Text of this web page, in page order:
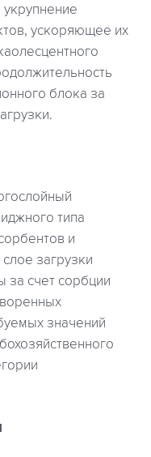
ускоряющее их
блока за
типа
и
загрузки
за счет сорбции
значений